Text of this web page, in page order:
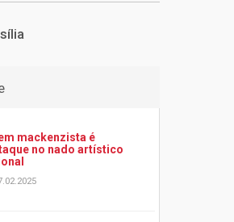
mackenzista é
no nado artístico